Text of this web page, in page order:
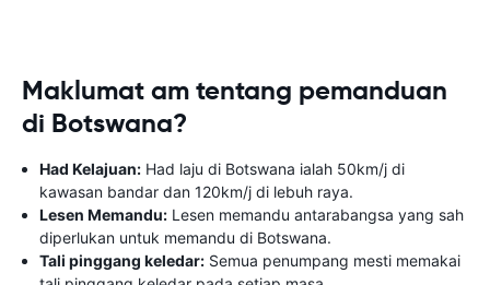
Maklumat am tentang pemanduan
di Botswana?
Had Kelajuan: Had laju di Botswana ialah 50km/j di
kawasan bandar dan 120km/j di lebuh raya.
Lesen Memandu: Lesen memandu antarabangsa yang sah
diperlukan untuk memandu di Botswana.
Tali pinggang keledar: Semua penumpang mesti memakai